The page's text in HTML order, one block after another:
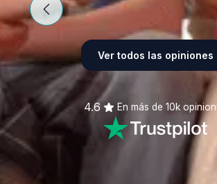
Ver todos las opiniones
4.6 En más de 10k